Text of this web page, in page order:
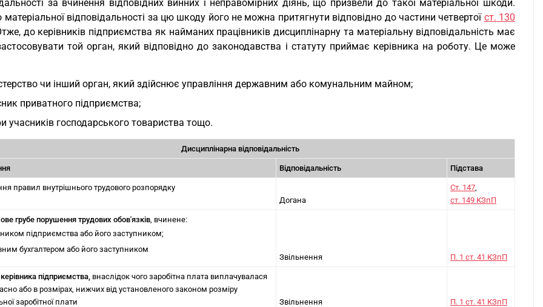
за вчинення відповідних винних і неправомірних діянь, що призвели до такої матеріальної шкоди.
відповідальності за цю шкоду його не можна притягнути відповідно до частини четвертої ст. 130
до керівників підприємства як найманих працівників дисциплінарну та матеріальну відповідальність має
той орган, який відповідно до законодавства і статуту приймає керівника на роботу. Це може
чи інший орган, який здійснює управління державним або комунальним майном;
приватного підприємства;
учасників господарського товариства тощо.
Дисциплінарна відповідальність
Відповідальність Підстава
правил внутрішнього трудового розпорядку
Догана
Ст. 147,
ст. 149 КЗпП
грубе порушення трудових обов'язків, вчинене:
підприємства або його заступником;
бухгалтером або його заступником
Звільнення
П. 1 ст. 41 КЗпП
керівника підприємства, внаслідок чого заробітна плата виплачувалася
або в розмірах, нижчих від установленого законом розміру
заробітної плати
Звільнення П. 1 ст. 41 КЗпП